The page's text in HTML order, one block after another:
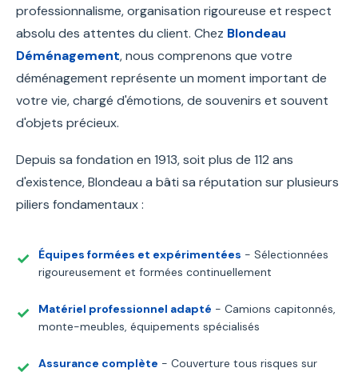
professionnalisme, organisation rigoureuse et respect
absolu des attentes du client. Chez Blondeau
Déménagement, nous comprenons que votre
déménagement représente un moment important de
votre vie, chargé d'émotions, de souvenirs et souvent
d'objets précieux.
Depuis sa fondation en 1913, soit plus de 112 ans
d'existence, Blondeau a bâti sa réputation sur plusieurs
piliers fondamentaux :
Équipes formées et expérimentées - Sélectionnées
rigoureusement et formées continuellement
Matériel professionnel adapté - Camions capitonnés,
monte-meubles, équipements spécialisés
Assurance complète - Couverture tous risques sur